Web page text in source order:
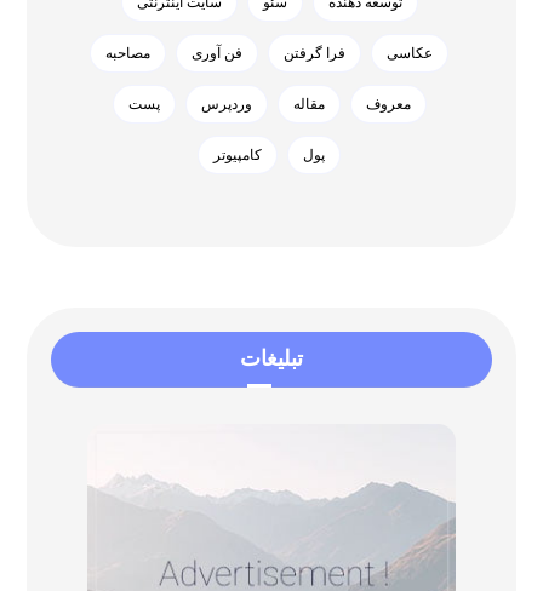
عکاسی فرا گرفتن فن آوری مصاحبه
معروف مقاله وردپرس پست
پول کامپیوتر
تبلیغات